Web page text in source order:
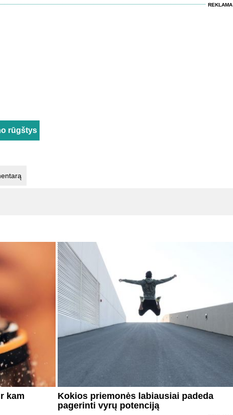
REKLAMA
rūgštys
kam
Kokios priemonės labiausiai padeda
pagerinti vyrų potenciją